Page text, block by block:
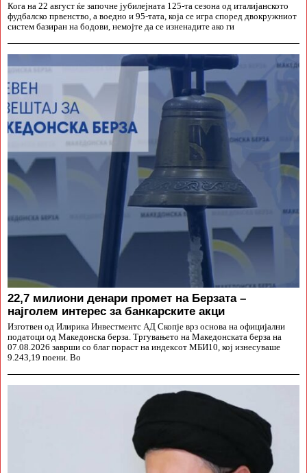
Кога на 22 август ќе започне јубилејната 125-та сезона од италијанското
фудбалско првенство, а воедно и 95-тата, која се игра според двокружниот
систем базиран на бодови, немојте да се изненадите ако ги
22,7 милиони денари промет на Берзата –
најголем интерес за банкарските акци
Изготвен од Илирика Инвестментс АД Скопје врз основа на официјални
податоци од Македонска берза. Тргувањето на Македонската берза на
07.08.2026 заврши со благ пораст на индексот МБИ10, кој изнесуваше
9.243,19 поени. Во